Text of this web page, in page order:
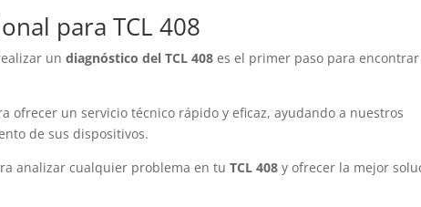
para TCL 408
undiagnóstico del TCL 408 es el primer paso para
ofrecer un servicio técnico rápido y eficaz, ayudando a nuestros
de sus dispositivos.
analizar cualquier problema en tuTCL 408 y ofrecer la mejor